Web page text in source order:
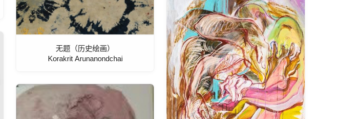
无题（历史绘画）
Korakrit Arunanondchai